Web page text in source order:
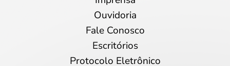
Ouvidoria
Fale Conosco
Escritórios
Protocolo Eletrônico